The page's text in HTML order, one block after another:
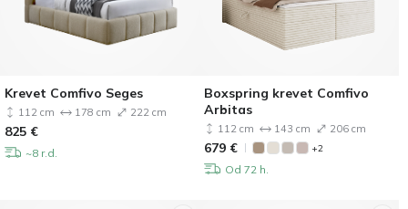
Krevet Comfivo Seges
112 cm 178 cm 222 cm
825 €
~8 r.d.
Boxspring krevet Comfivo
Arbitas
112 cm 143 cm 206 cm
679 € +2
Od 72 h.